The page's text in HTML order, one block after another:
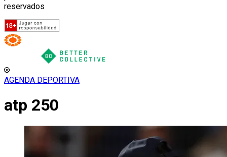
reservados
AGENDA DEPORTIVA
atp 250